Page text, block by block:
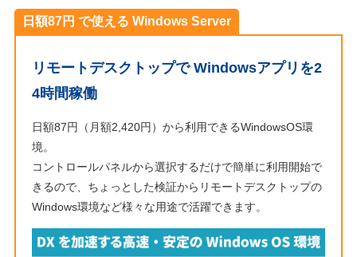
日額87円 で使える Windows Server
リモートデスクトップで Windowsアプリを2
4時間稼働
日額87円（月額2,420円）から利用できるWindowsOS環
境。
コントロールパネルから選択するだけで簡単に利用開始で
きるので、ちょっとした検証からリモートデスクトップの
Windows環境など様々な用途で活躍できます。